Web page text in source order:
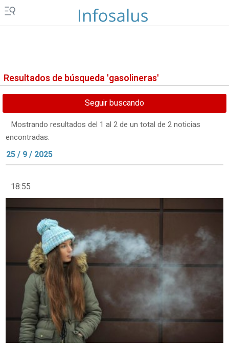
Resultados de búsqueda 'gasolineras'
Seguir buscando
Mostrando resultados del 1 al 2 de un total de 2 noticias
encontradas.
25 / 9 / 2025
18:55